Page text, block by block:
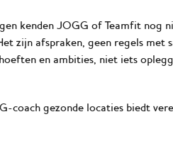
kenden JOGG of Teamfit nog
zijn afspraken, geen regels met
en ambities, niet iets
coach gezonde locaties biedt